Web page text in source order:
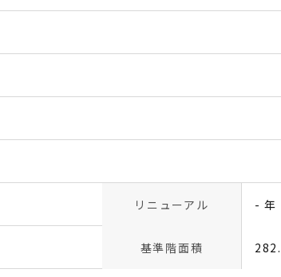
リニューアル - 年
基準階面積